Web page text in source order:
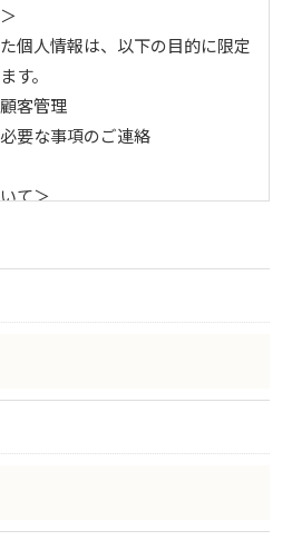
個人情報は、以下の目的に限定
す。
客管理
要な事項のご連絡
て＞
者に提供することはいたしませ
成に必要な範囲において、個人
合があります。